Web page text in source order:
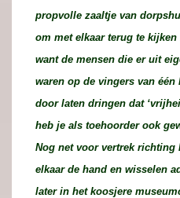
propvolle zaaltje van
om met elkaar terug te
want de mensen die er uit
waren op de vingers van
door laten dringen dat
heb je als toehoorder ook
Nog net voor vertrek richting
elkaar de hand en wisselen
later in het koosjere